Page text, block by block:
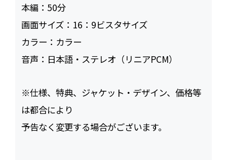
本編： 50
画面サイズ： 16：9ビスタサイズ
カラー： カラー
音声： 日本語・ステレオ（リニアPCM）
※仕様、特典、ジャケット・デザイン、価格等
は都合により
予告なく変更する場合がございます。